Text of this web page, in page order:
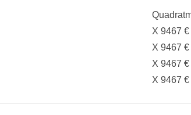
X 9467 €
X 9467 €
X 9467 €
X 9467 €